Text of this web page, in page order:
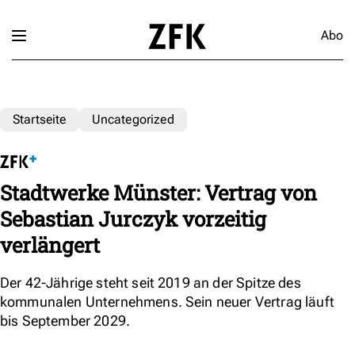
Abo
Startseite Uncategorized
Stadtwerke Münster: Vertrag von
Sebastian Jurczyk vorzeitig
verlängert
Der 42-Jährige steht seit 2019 an der Spitze des
kommunalen Unternehmens. Sein neuer Vertrag läuft
bis September 2029.